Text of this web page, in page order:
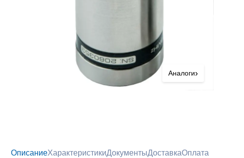
Аналоги›
ОписаниеХарактеристикиДокументыДоставкаОплата